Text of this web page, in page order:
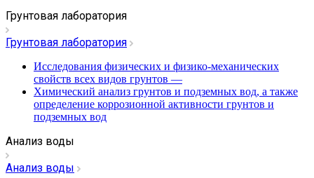
Грунтовая лаборатория
Грунтовая лаборатория
Исследования физических и физико-механических
свойств всех видов грунтов —
Химический анализ грунтов и подземных вод, а также
определение коррозионной активности грунтов и
подземных вод
Анализ воды
Анализ воды